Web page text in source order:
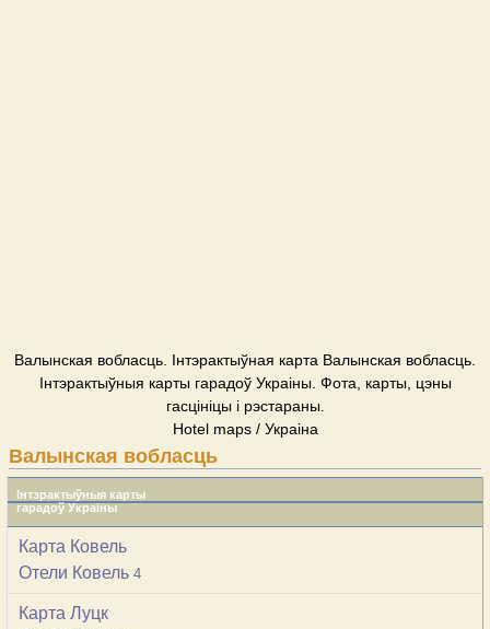
Валынская вобласць. Інтэрактыўная карта Валынская вобласць.
Інтэрактыўныя карты гарадоў Украіны. Фота, карты, цэны
гасцініцы і рэстараны.
Hotel maps / Украіна
Валынская вобласць
Інтэрактыўныя карты
гарадоў Украіны
Карта Ковель
Отели Ковель 4
Карта Луцк